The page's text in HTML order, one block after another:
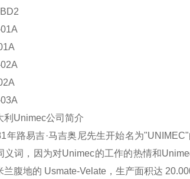
Unimec公司简介
路易吉·马吉奥尼先生开始名为"UNIMEC"
义词，因为对Unimec的工作的热情和
兰腹地的 Usmate-Velate，生产面积达